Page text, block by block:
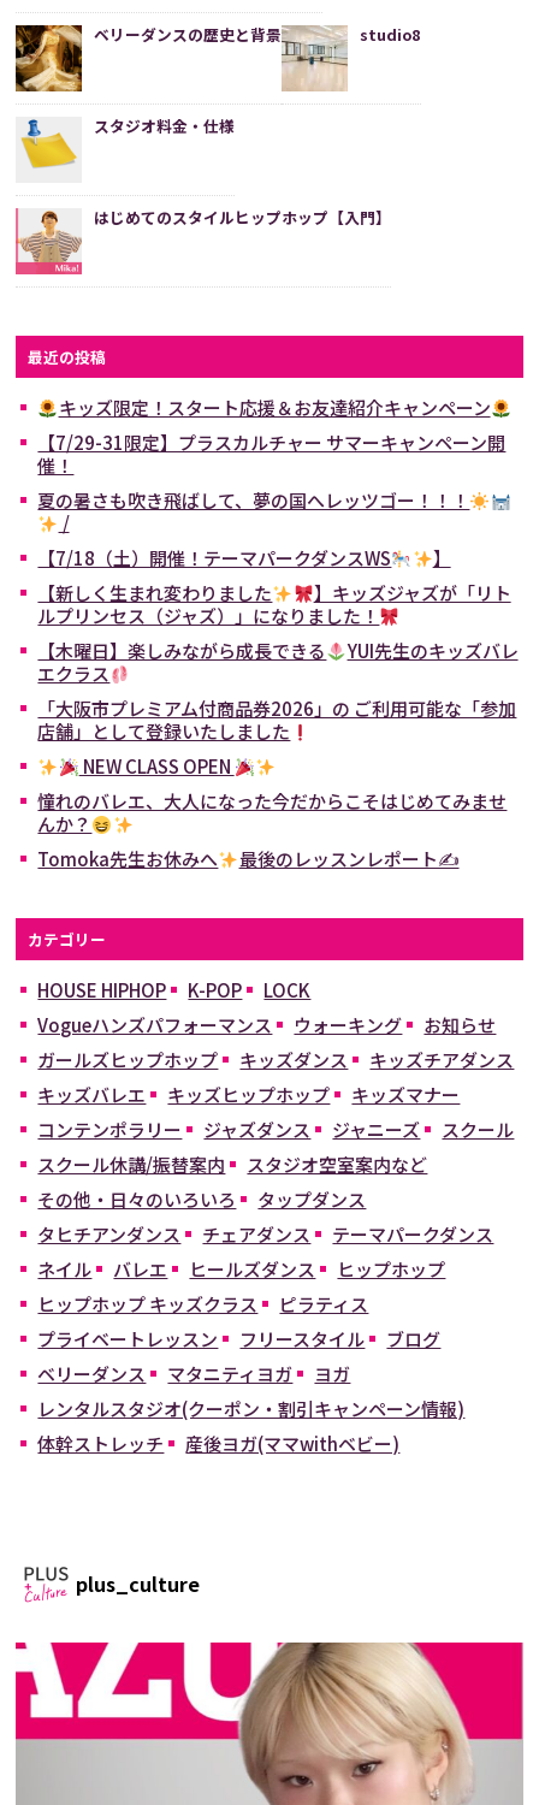
ベリーダンスの歴史と背景 studio8
スタジオ料金・仕様
はじめてのスタイルヒップホップ【入門】
最近の投稿
キッズ限定！スタート応援＆お友達紹介キャンペーン
【7/29-31限定】プラスカルチャー サマーキャンペーン開
催！
夏の暑さも吹き飛ばして、夢の国へレッツゴー！！！
/
【7/18（土）開催！テーマパークダンスWS
】
【新しく生まれ変わりました
】キッズジャズが「リト
ルプリンセス（ジャズ）」になりました！
【木曜日】楽しみながら成長できる
YUI先生のキッズバレ
エクラス
「大阪市プレミアム付商品券2026」の ご利用可能な「参加
店舗」として登録いたしました
NEW CLASS OPEN
憧れのバレエ、大人になった今だからこそはじめてみませ
んか？
Tomoka先生お休みへ
最後のレッスンレポート✍
カテゴリー
HOUSE HIPHOP K-POP
LOCK
Vogueハンズパフォーマンス
ウォーキング
お知らせ
ガールズヒップホップ
キッズダンス
キッズチアダンス
キッズバレエ
キッズヒップホップ
キッズマナー
コンテンポラリー
ジャズダンス ジャニーズ
スクール
スクール休講/振替案内
スタジオ空室案内など
その他・日々のいろいろ
タップダンス
タヒチアンダンス
チェアダンス
テーマパークダンス
ネイル
バレエ ヒールズダンス
ヒップホップ
ヒップホップ キッズクラス
ピラティス
プライベートレッスン
フリースタイル
ブログ
ベリーダンス
マタニティヨガ
ヨガ
レンタルスタジオ(クーポン・割引キャンペーン情報)
体幹ストレッチ
産後ヨガ(ママwithベビー)
plus_culture